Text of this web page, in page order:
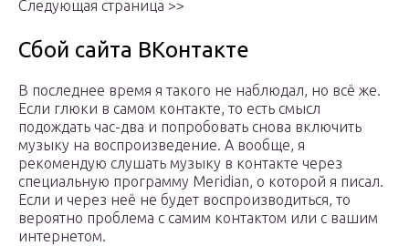
Следующая страница >>
Сбой сайта ВКонтакте
В последнее время я такого не наблюдал, но всё же.
Если глюки в самом контакте, то есть смысл
подождать час-два и попробовать снова включить
музыку на воспроизведение. А вообще, я
рекомендую слушать музыку в контакте через
специальную программу Meridian, о которой я писал.
Если и через неё не будет воспроизводиться, то
вероятно проблема с самим контактом или с вашим
интернетом.